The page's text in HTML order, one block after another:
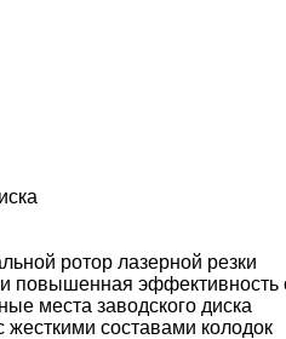
ротор лазерной резки
повышенная эффективность
места заводского диска
жесткими составами колодок